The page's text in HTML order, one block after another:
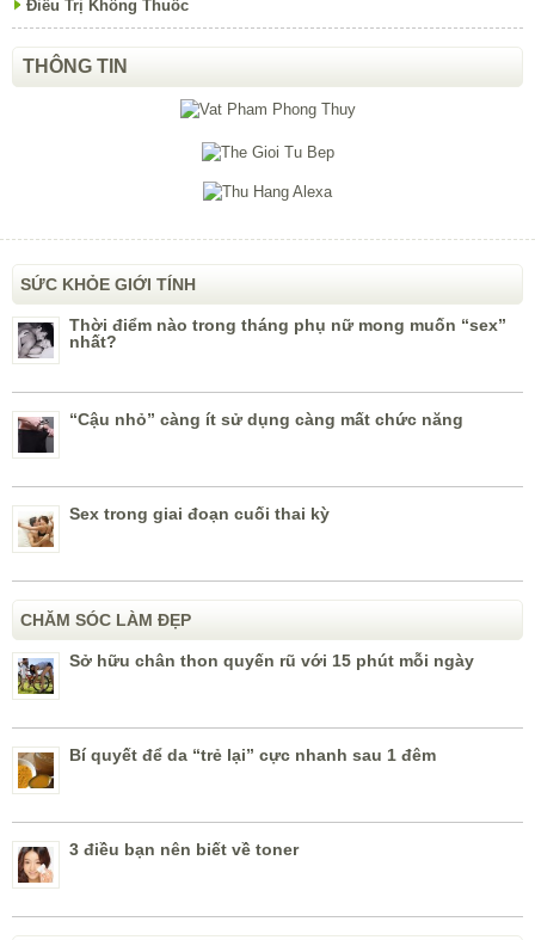
Điều Trị Không Thuốc
THÔNG TIN
SỨC KHỎE GIỚI TÍNH
Thời điểm nào trong tháng phụ nữ mong muốn “sex”
nhất?
“Cậu nhỏ” càng ít sử dụng càng mất chức năng
Sex trong giai đoạn cuối thai kỳ
CHĂM SÓC LÀM ĐẸP
Sở hữu chân thon quyến rũ với 15 phút mỗi ngày
Bí quyết để da “trẻ lại” cực nhanh sau 1 đêm
3 điều bạn nên biết về toner